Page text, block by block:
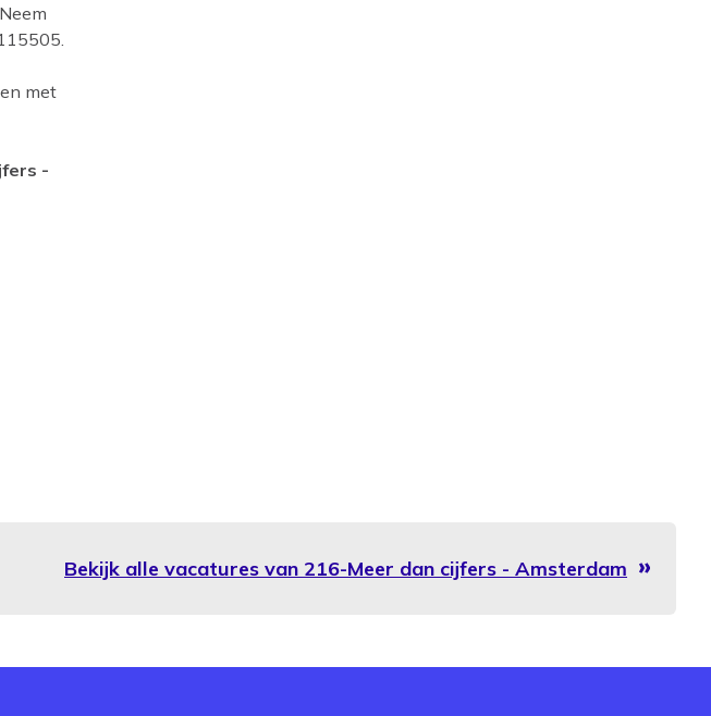
met
-
Bekijk alle vacatures van 216-Meer dan cijfers - Amsterdam